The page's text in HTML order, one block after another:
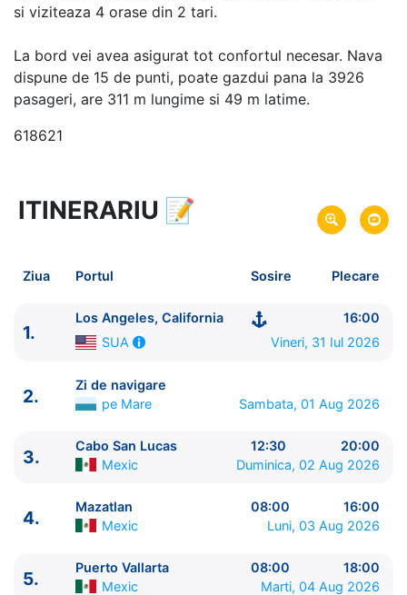
si viziteaza 4 orase din 2 tari.
La bord vei avea asigurat tot confortul necesar. Nava
dispune de 15 de punti, poate gazdui pana la 3926
pasageri, are 311 m lungime si 49 m latime.
618621
8 zile vacanta de croaziera in
link oferta
Plecare pe 31 Iul 2026
din Los Angeles, California,
Sosire pe 07 Aug 2026in Los Angeles, California,
SUA
Royal Caribbean International
Navigator of the Seas
★★★★+
ITINERARIU 📝
Ziua Portul Sosire Plecare
1.
Los Angeles, California
16:00
SUA
Vineri, 31 Iul 2026
2.
Zi de navigare
pe Mare
Sambata, 01 Aug 2026
3.
Cabo San Lucas 12:30
20:00
Mexic
Duminica, 02 Aug 2026
4.
Mazatlan 08:00
16:00
Mexic
Luni, 03 Aug 2026
5.
Puerto Vallarta 08:00
18:00
Mexic
Marti, 04 Aug 2026